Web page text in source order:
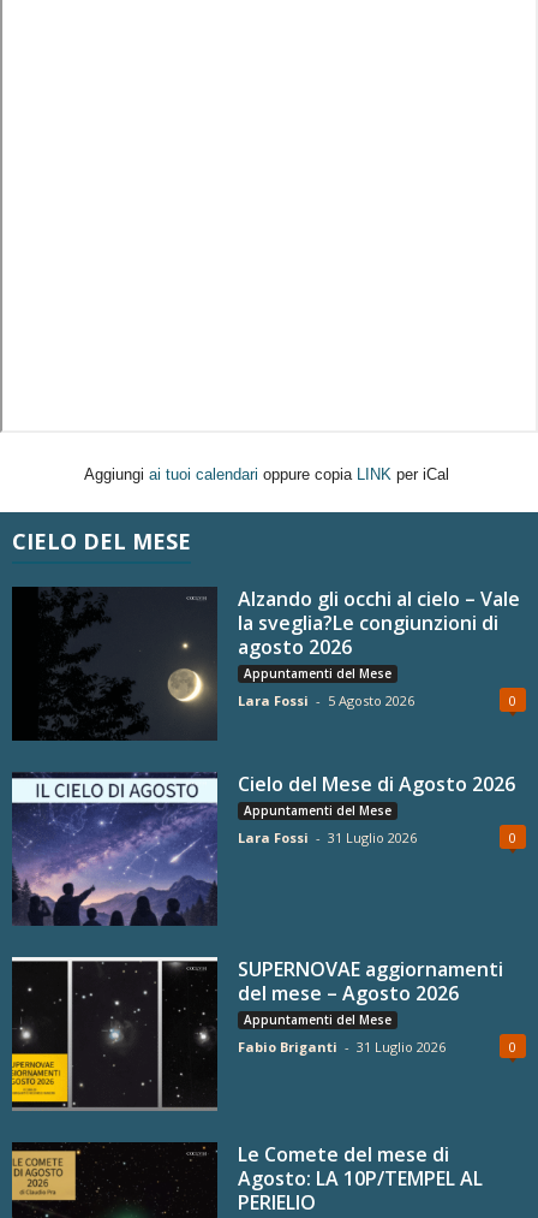
Aggiungi ai tuoi calendari oppure copia LINK per iCal
CIELO DEL MESE
Alzando gli occhi al cielo – Vale
la sveglia?Le congiunzioni di
agosto 2026
Appuntamenti del Mese
Lara Fossi - 5 Agosto 2026 0
Cielo del Mese di Agosto 2026
Appuntamenti del Mese
Lara Fossi - 31 Luglio 2026 0
SUPERNOVAE aggiornamenti
del mese – Agosto 2026
Appuntamenti del Mese
Fabio Briganti - 31 Luglio 2026 0
Le Comete del mese di
Agosto: LA 10P/TEMPEL AL
PERIELIO